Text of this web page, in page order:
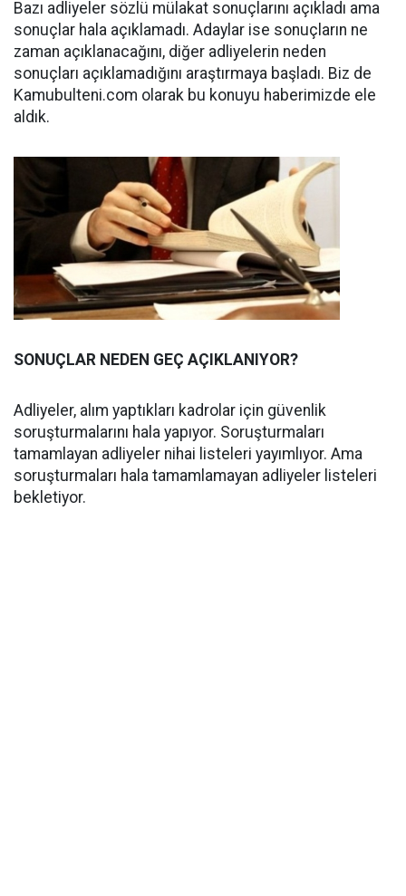
Bazı adliyeler sözlü mülakat sonuçlarını açıkladı ama
sonuçlar hala açıklamadı. Adaylar ise sonuçların ne
zaman açıklanacağını, diğer adliyelerin neden
sonuçları açıklamadığını araştırmaya başladı. Biz de
Kamubulteni.com olarak bu konuyu haberimizde ele
aldık.
SONUÇLAR NEDEN GEÇ AÇIKLANIYOR?
Adliyeler, alım yaptıkları kadrolar için güvenlik
soruşturmalarını hala yapıyor. Soruşturmaları
tamamlayan adliyeler nihai listeleri yayımlıyor. Ama
soruşturmaları hala tamamlamayan adliyeler listeleri
bekletiyor.